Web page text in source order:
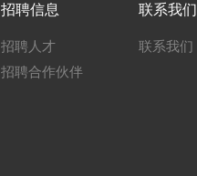
招聘信息
招聘人才
招聘合作伙伴
联系我们
联系我们